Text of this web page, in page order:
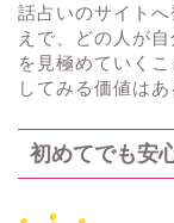
話占いのサイト
えで、どの人が
を見極めていく
してみる価値はあ
初めてでも安